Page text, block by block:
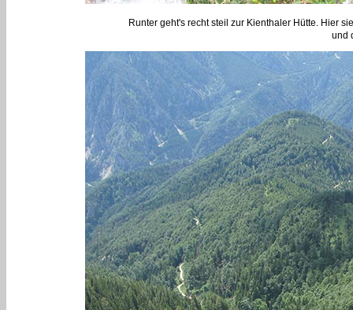
Runter geht's recht steil zur Kienthaler Hütte. Hier
und